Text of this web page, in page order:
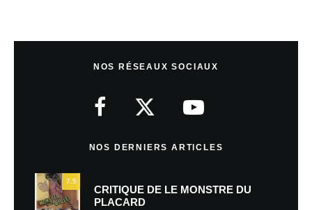
NOS RÉSEAUX SOCIAUX
NOS DERNIERS ARTICLES
7.5
CRITIQUE DE LE MONSTRE DU
PLACARD